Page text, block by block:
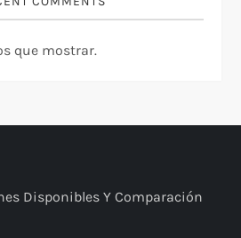
que mostrar.
Disponibles Y Comparación